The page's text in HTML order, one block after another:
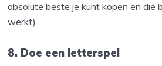
absolute beste je kunt kopen en die
werkt).
8. Doe een letterspel